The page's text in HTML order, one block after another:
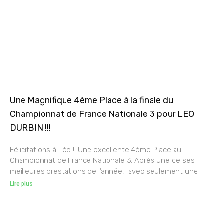
Une Magnifique 4ème Place à la finale du
Championnat de France Nationale 3 pour LEO
DURBIN !!!
Félicitations à Léo !! Une excellente 4ème Place au
Championnat de France Nationale 3. Après une de ses
meilleures prestations de l’année, avec seulement une
Lire plus